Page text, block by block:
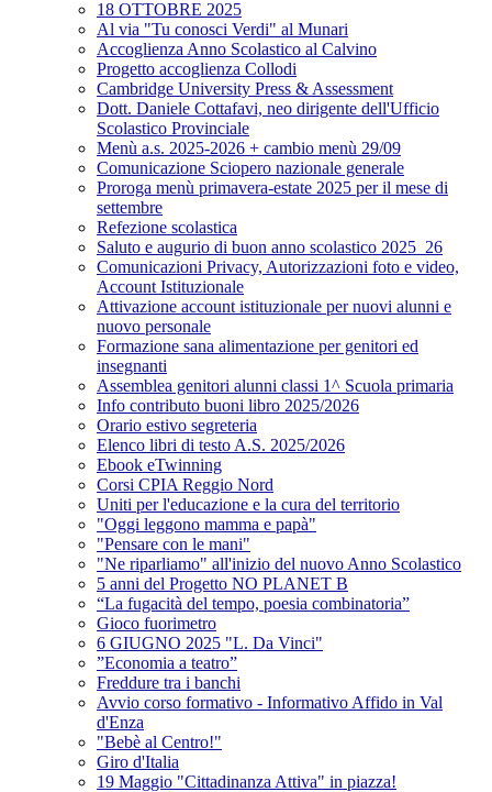
18 OTTOBRE 2025
Al via "Tu conosci Verdi" al Munari
Accoglienza Anno Scolastico al Calvino
Progetto accoglienza Collodi
Cambridge University Press & Assessment
Dott. Daniele Cottafavi, neo dirigente dell'Ufficio
Scolastico Provinciale
Menù a.s. 2025-2026 + cambio menù 29/09
Comunicazione Sciopero nazionale generale
Proroga menù primavera-estate 2025 per il mese di
settembre
Refezione scolastica
Saluto e augurio di buon anno scolastico 2025_26
Comunicazioni Privacy, Autorizzazioni foto e video,
Account Istituzionale
Attivazione account istituzionale per nuovi alunni e
nuovo personale
Formazione sana alimentazione per genitori ed
insegnanti
Assemblea genitori alunni classi 1^ Scuola primaria
Info contributo buoni libro 2025/2026
Orario estivo segreteria
Elenco libri di testo A.S. 2025/2026
Ebook eTwinning
Corsi CPIA Reggio Nord
Uniti per l'educazione e la cura del territorio
"Oggi leggono mamma e papà"
"Pensare con le mani"
"Ne riparliamo" all'inizio del nuovo Anno Scolastico
5 anni del Progetto NO PLANET B
“La fugacità del tempo, poesia combinatoria”
Gioco fuorimetro
6 GIUGNO 2025 "L. Da Vinci"
”Economia a teatro”
Freddure tra i banchi
Avvio corso formativo - Informativo Affido in Val
d'Enza
"Bebè al Centro!"
Giro d'Italia
19 Maggio "Cittadinanza Attiva" in piazza!